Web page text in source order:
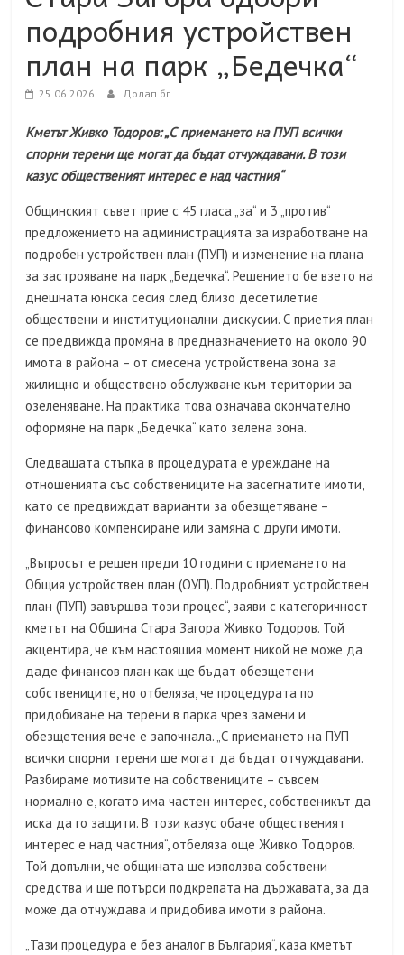
подробния устройствен
план на парк „Бедечка“
25.06.2026 Долап.бг
Кметът Живко Тодоров: „С приемането на ПУП всички
спорни терени ще могат да бъдат отчуждавани. В този
казус общественият интерес е над частния“
Общинският съвет прие с 45 гласа „за“ и 3 „против“
предложението на администрацията за изработване на
подробен устройствен план (ПУП) и изменение на плана
за застрояване на парк „Бедечка“. Решението бе взето на
днешната юнска сесия след близо десетилетие
обществени и институционални дискусии. С приетия план
се предвижда промяна в предназначението на около 90
имота в района – от смесена устройствена зона за
жилищно и обществено обслужване към територии за
озеленяване. На практика това означава окончателно
оформяне на парк „Бедечка“ като зелена зона.
Следващата стъпка в процедурата е уреждане на
отношенията със собствениците на засегнатите имоти,
като се предвиждат варианти за обезщетяване –
финансово компенсиране или замяна с други имоти.
„Въпросът е решен преди 10 години с приемането на
Общия устройствен план (ОУП). Подробният устройствен
план (ПУП) завършва този процес“, заяви с категоричност
кметът на Община Стара Загора Живко Тодоров. Той
акцентира, че към настоящия момент никой не може да
даде финансов план как ще бъдат обезщетени
собствениците, но отбеляза, че процедурата по
придобиване на терени в парка чрез замени и
обезщетения вече е започнала. „С приемането на ПУП
всички спорни терени ще могат да бъдат отчуждавани.
Разбираме мотивите на собствениците – съвсем
нормално е, когато има частен интерес, собственикът да
иска да го защити. В този казус обаче общественият
интерес е над частния“, отбеляза още Живко Тодоров.
Той допълни, че общината ще използва собствени
средства и ще потърси подкрепата на държавата, за да
може да отчуждава и придобива имоти в района.
„Тази процедура е без аналог в България“, каза кметът